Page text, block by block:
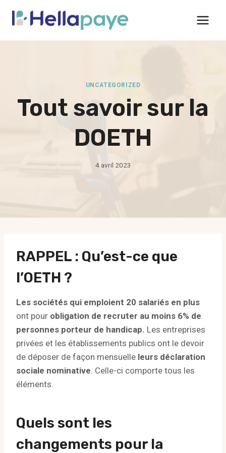
UNCATEGORIZED
Tout savoir sur la
DOETH
4 avril 2023
RAPPEL : Qu’est-ce que
l’OETH ?
Les sociétés qui emploient 20 salariés en plus
ont pour obligation de recruter au moins 6% de
personnes porteur de handicap. Les entreprises
privées et les établissements publics ont le devoir
de déposer de façon mensuelle leurs déclaration
sociale nominative. Celle-ci comporte tous les
éléments.
Quels sont les
changements pour la